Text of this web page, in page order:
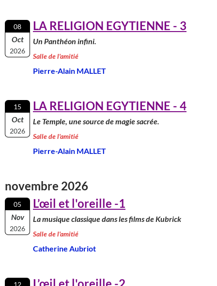
08
Oct
2026
LA RELIGION EGYTIENNE - 3
Un Panthéon infini.
Salle de l'amitié
Pierre-Alain MALLET
15
Oct
2026
LA RELIGION EGYTIENNE - 4
Le Temple, une source de magie sacrée.
Salle de l'amitié
Pierre-Alain MALLET
novembre 2026
05
Nov
2026
L’œil et l'oreille -1
La musique classique dans les films de Kubrick
Salle de l'amitié
Catherine Aubriot
12